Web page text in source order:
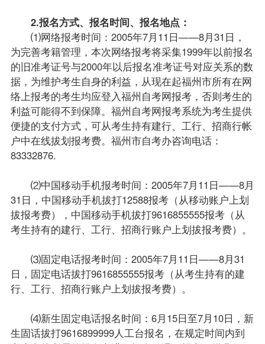
2.报名方式、报名时间、报名地点：
⑴网络报考时间：2005年7月11日——8月31日，
为完善考籍管理，本次网络报考将采集1999年以前报名
的旧准考证号与2000年以后报名准考证号对应关系的数
据，为维护考生自身的利益，从现在起福州市所有在网
络上报考的考生均应登入福州自考网报考，否则考生的
利益可能得不到保障。福州自考网报考系统为考生提供
便捷的支付方式，可从考生持有建行、工行、招商行帐
户中在线拔划报考费。福州市自考办咨询电话：
83332876.
⑵中国移动手机报考时间：2005年7月11日——8月
31日，中国移动手机拔打12588报考（从移动账户上划
拔报考费），中国移动手机拔打9616855555报考（从
考生持有的建行、工行、招商行账户上划拔报考费）。
⑶固定电话报考时间：2005年7月11日——8月31
日，固定电话拔打9616855555报考（从考生持有的建
行、工行、招商行账户上划拔报考费）。
⑷新生固定电话报名时间：6月15日至7月10日，新
生固话拔打9616899999人工台报名，在规定时间内到